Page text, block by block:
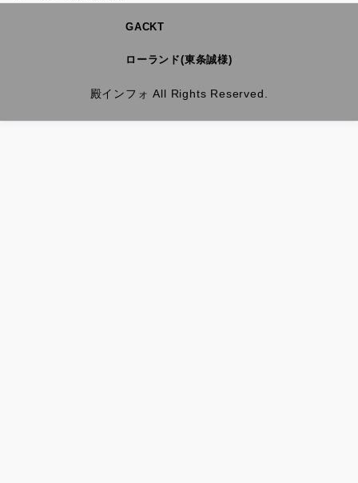
GACKT
ローランド(東条誠様)
殿インフォ All Rights Reserved.